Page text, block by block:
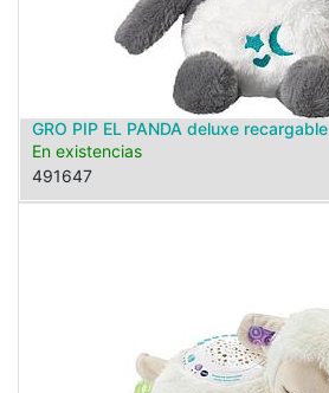
GRO PIP EL PANDA deluxe recargable
En existencias
491647